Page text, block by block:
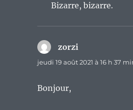
Bizarre, bizarre.
zorzi
jeudi 19 août 2021 à 16 h 37
Bonjour,